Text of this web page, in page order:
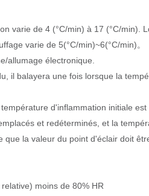
varie de 4 (°C/min) à 17 (°C/min).
varie de 5(°C/min)~6(°C/min)。
allumage électronique.
il balayera une fois lorsque la
d'inflammation initiale est
et redéterminés, et la
la valeur du point d'éclair doit
moins de 80% HR